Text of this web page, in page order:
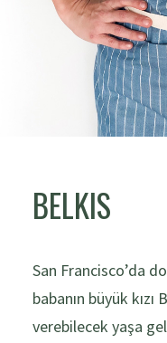
BELKIS
San Francisco’da
babanın büyük
verebilecek yaşa